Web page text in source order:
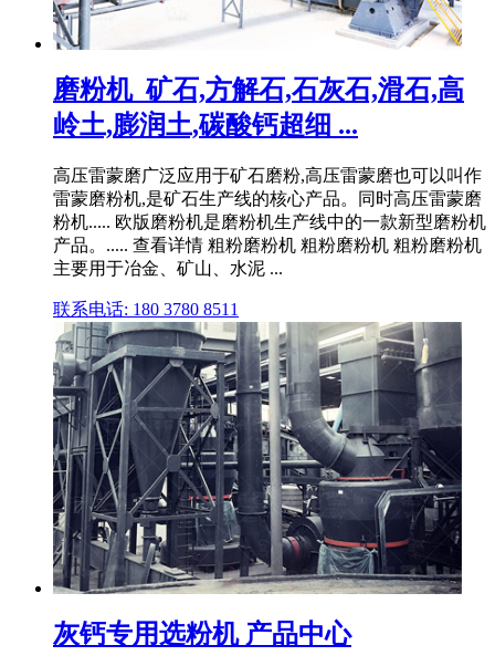
磨粉机_矿石,方解石,石灰石,滑石,高
岭土,膨润土,碳酸钙超细 ...
高压雷蒙磨广泛应用于矿石磨粉,高压雷蒙磨也可以叫作
雷蒙磨粉机,是矿石生产线的核心产品。同时高压雷蒙磨
粉机..... 欧版磨粉机是磨粉机生产线中的一款新型磨粉机
产品。..... 查看详情 粗粉磨粉机 粗粉磨粉机 粗粉磨粉机
主要用于冶金、矿山、水泥 ...
联系电话: 180 3780 8511
灰钙专用选粉机 产品中心